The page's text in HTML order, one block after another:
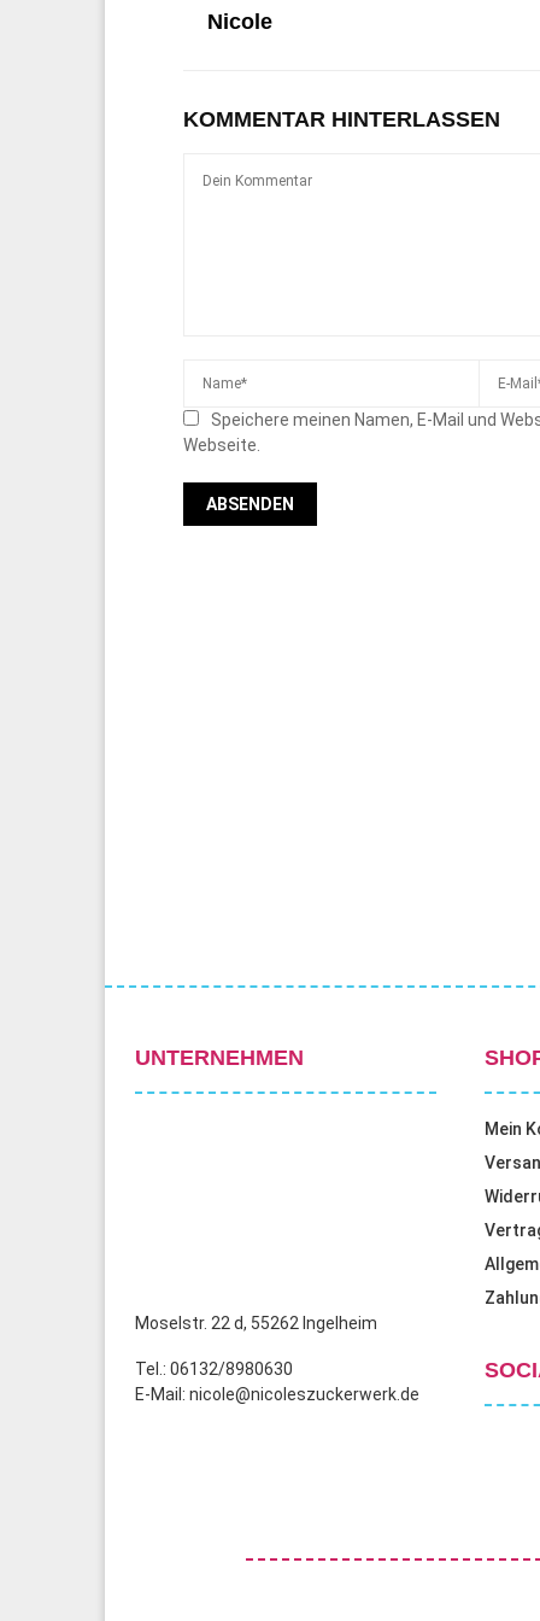
Nicole
KOMMENTAR HINTERLASSEN
Speichere meinen Namen, E-Mail und
Webseite.
UNTERNEHMEN
Moselstr. 22 d, 55262 Ingelheim
Tel.: 06132/8980630
E-Mail: nicole@nicoleszuckerwerk.de
Mein